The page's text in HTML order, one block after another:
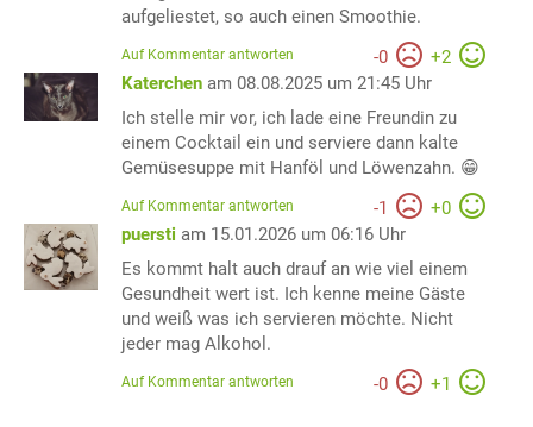
aufgeliestet, so auch einen Smoothie.
-0 +2
Auf Kommentar antworten
Katerchen am 08.08.2025 um 21:45 Uhr
Ich stelle mir vor, ich lade eine Freundin zu
einem Cocktail ein und serviere dann kalte
Gemüsesuppe mit Hanföl und Löwenzahn. 😁
-1 +0
Auf Kommentar antworten
puersti am 15.01.2026 um 06:16 Uhr
Es kommt halt auch drauf an wie viel einem
Gesundheit wert ist. Ich kenne meine Gäste
und weiß was ich servieren möchte. Nicht
jeder mag Alkohol.
-0 +1
Auf Kommentar antworten